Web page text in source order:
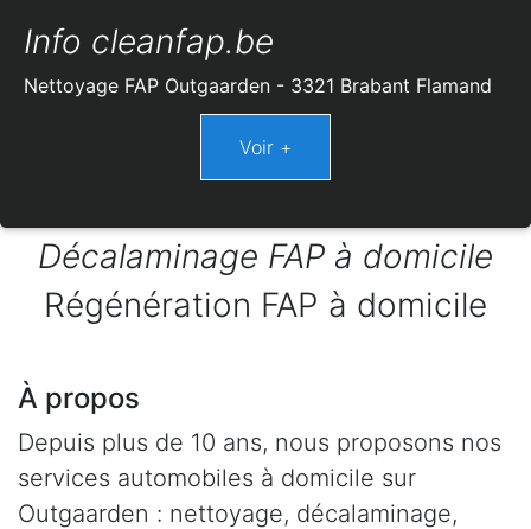
Info cleanfap.be
Nettoyage FAP Outgaarden - 3321 Brabant Flamand
Décalaminage FAP à domicile
Régénération FAP à domicile
À propos
Depuis plus de 10 ans, nous proposons nos
services automobiles à domicile sur
Outgaarden : nettoyage, décalaminage,